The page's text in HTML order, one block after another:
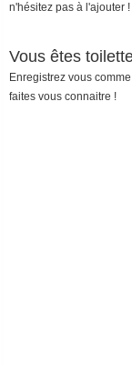
n'hésitez pas à l'ajouter !
Vous êtes
Enregistrez vous
faites vous connaitre !